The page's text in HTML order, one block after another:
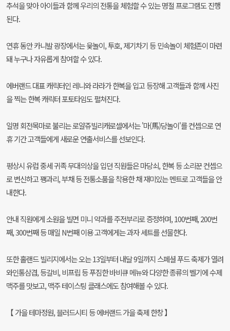
추석을 맞아 아이들과 함께 우리의 전통을 체험할 수 있는 명절 프로그램도 진행
된다.
연휴 동안 카니발 광장에서는 윷놀이, 투호, 제기차기 등 민속놀이 체험존이 마련
돼 누구나 자유롭게 참여할 수 있다.
에버랜드 대표 캐릭터인 레니와 라라가 한복을 입고 등장해 고객들과 함께 사진
을 찍는 한복 캐릭터 포토타임도 펼쳐진다.
일명 회전목마로 불리는 로얄쥬빌리캐로셀에서는 '마(馬)당놀이'를 컨셉으로 연
휴 기간 고객들에게 새로운 연출서비스를 선보인다.
평상시 유럽 중세 귀족 무대의상을 입던 직원들은 마당쇠, 한복 등 소리꾼 컨셉으
로 변신하고 꽹과리, 부채 등 전통소품을 착용한 채 재미있는 멘트로 고객들을 안
내한다.
안내 직원에게 소원을 빌면 미니 약과를 주전부리로 증정하며, 100번째, 200번
째, 300번째 등 매일 N번째 이용 고객에게는 과자 세트를 선물한다.
또한 홀랜드 빌리지에서는 오는 13일부터 내달 9일까지 스페셜 푸드 축제가 열려
와인통삼겹, 등갈비, 비프립 등 푸짐한 바비큐 메뉴와 다양한 종류의 벨기에 수제
맥주를 맛보고, 맥주 테이스팅 클래스에도 참여해볼 수 있다.
【 가을 테마정원, 블러드시티 등 에버랜드 가을 축제 한창 】